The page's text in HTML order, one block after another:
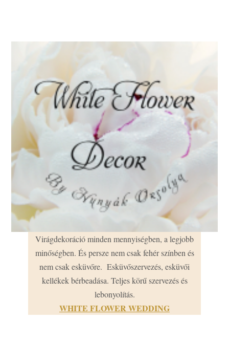
Virágdekoráció minden mennyiségben, a legjobb
minőségben. És persze nem csak fehér színben és
nem csak esküvőre. Esküvőszervezés, esküvői
kellékek bérbeadása. Teljes körű szervezés és
lebonyolítás.
WHITE FLOWER WEDDING